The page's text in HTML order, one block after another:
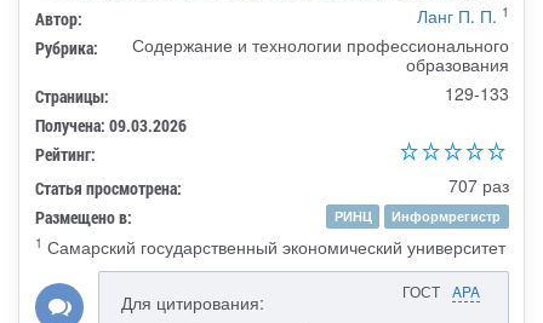
Автор: Ланг П. П. 1
Рубрика:
Содержание и технологии профессионального
образования
Страницы: 129-133
Получена: 09.03.2026
Рейтинг:
Статья просмотрена:
707 раз
Размещено в: РИНЦ
Информрегистр
1 Самарский государственный экономический университет
ГОСТ APA
Для цитирования: